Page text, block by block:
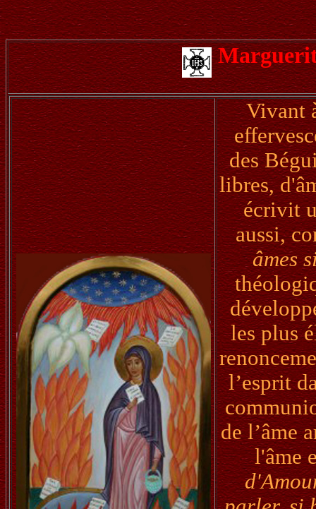
Vivant
des
libres,
écrivit
aussi,
âmes
les plus
l’esprit
de l’âme
l'âme